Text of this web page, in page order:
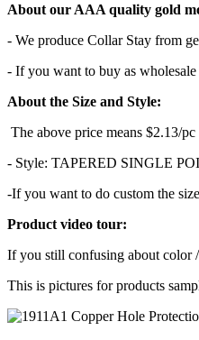
About our AAA quality gold
- We produce Collar Stay from
- If you want to buy as
About the Size and Style:
The above price means $2.13/
- Style: TAPERED SINGLE
-If you want to do custom the
Product video tour:
If you still confusing about color
This is pictures for products